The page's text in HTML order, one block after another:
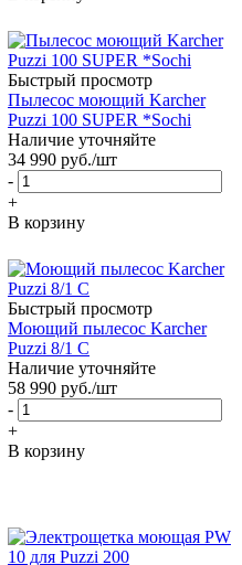
Быстрый просмотр
Пылесос моющий Karcher
Puzzi 100 SUPER *Sochi
Наличие уточняйте
34 990 руб./шт
-
+
В корзину
Быстрый просмотр
Моющий пылесос Karcher
Puzzi 8/1 C
Наличие уточняйте
58 990 руб./шт
-
+
В корзину